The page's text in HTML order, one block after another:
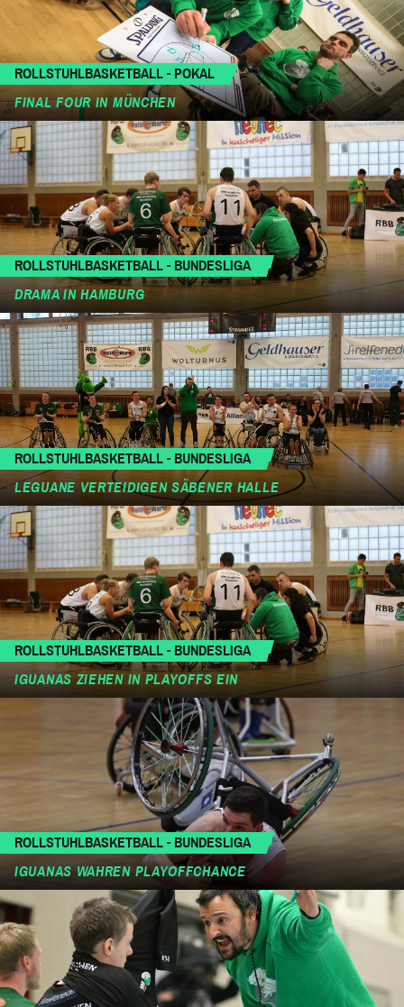
ROLLSTUHLBASKETBALL - POKAL
FINAL FOUR IN MÜNCHEN
ROLLSTUHLBASKETBALL - BUNDESLIGA
DRAMA IN HAMBURG
ROLLSTUHLBASKETBALL - BUNDESLIGA
LEGUANE VERTEIDIGEN SÄBENER HALLE
ROLLSTUHLBASKETBALL - BUNDESLIGA
IGUANAS ZIEHEN IN PLAYOFFS EIN
ROLLSTUHLBASKETBALL - BUNDESLIGA
IGUANAS WAHREN PLAYOFFCHANCE